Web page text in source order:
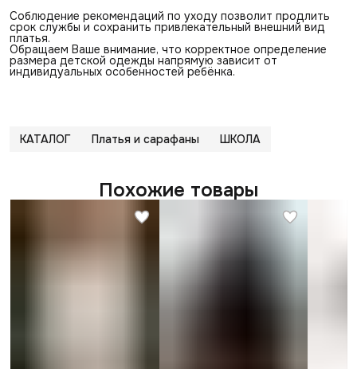
Соблюдение рекомендаций по уходу позволит продлить
срок службы и сохранить привлекательный внешний вид
платья.
Обращаем Ваше внимание, что корректное определение
размера детской одежды напрямую зависит от
индивидуальных особенностей ребёнка.
КАТАЛОГ Платья и сарафаны ШКОЛА
Похожие товары